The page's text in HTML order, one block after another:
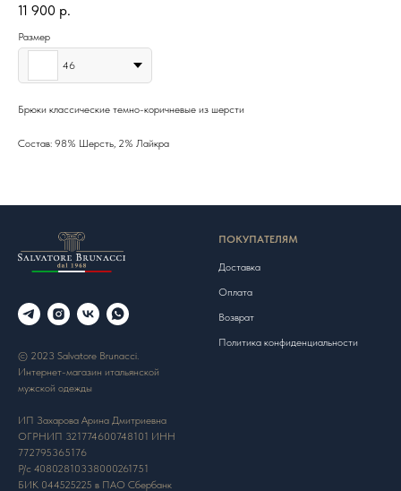
11 900 р.
Размер
46
Брюки классические темно-коричневые из шерсти
Состав: 98% Шерсть, 2% Лайкра
© 2023 Salvatore Brunacci.
Интернет-магазин итальянской
мужской одежды
ИП Захарова Арина Дмитриевна
ОГРНИП 321774600748101 ИНН
772795365176
Р/с 40802810338000261751
БИК 044525225 в ПАО Сбербанк
ПОКУПАТЕЛЯМ
Доставка
Оплата
Возврат
Политика конфиденциальности